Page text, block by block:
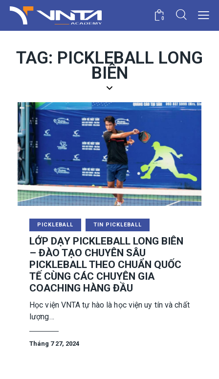
0
TAG: PICKLEBALL LONG
BIÊN
PICKLEBALL TIN PICKLEBALL
LỚP DẠY PICKLEBALL LONG BIÊN
– ĐÀO TẠO CHUYÊN SÂU
PICKLEBALL THEO CHUẨN QUỐC
TẾ CÙNG CÁC CHUYÊN GIA
COACHING HÀNG ĐẦU
Học viện VNTA tự hào là học viện uy tín và chất
lượng…
Tháng 7 27, 2024